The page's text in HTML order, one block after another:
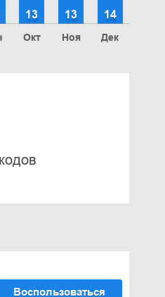
Окт
13
Ноя
13
Дек
14
Воспользоваться